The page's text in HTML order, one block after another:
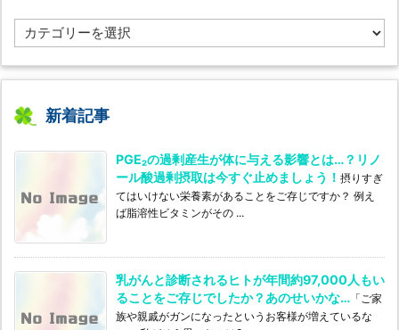
l
g’s
テ
リ
新着記事
PGE₂の過剰産生が体に与える影響とは…？リノ
ール酸過剰摂取は今すぐ止めましょう！ 摂りすぎ
てはいけない栄養素があることをご存じですか？ 例え
ば脂溶性ビタミンがその ...
乳がんと診断されるヒトが年間約97,000人もい
ることをご存じでしたか？あのせいかな… 「ご家
族や親戚がガンになったというお客様が増えているな